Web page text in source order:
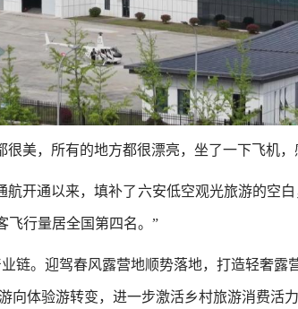
美，所有的地方都很漂亮，坐了一下飞机
开通以来，填补了六安低空观光旅游的空
飞行量居全国第四名。”
链。迎驾春风露营地顺势落地，打造轻奢露
向体验游转变，进一步激活乡村旅游消费活力